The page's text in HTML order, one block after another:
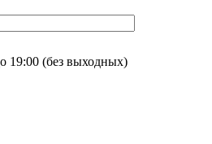
19:00 (без выходных)